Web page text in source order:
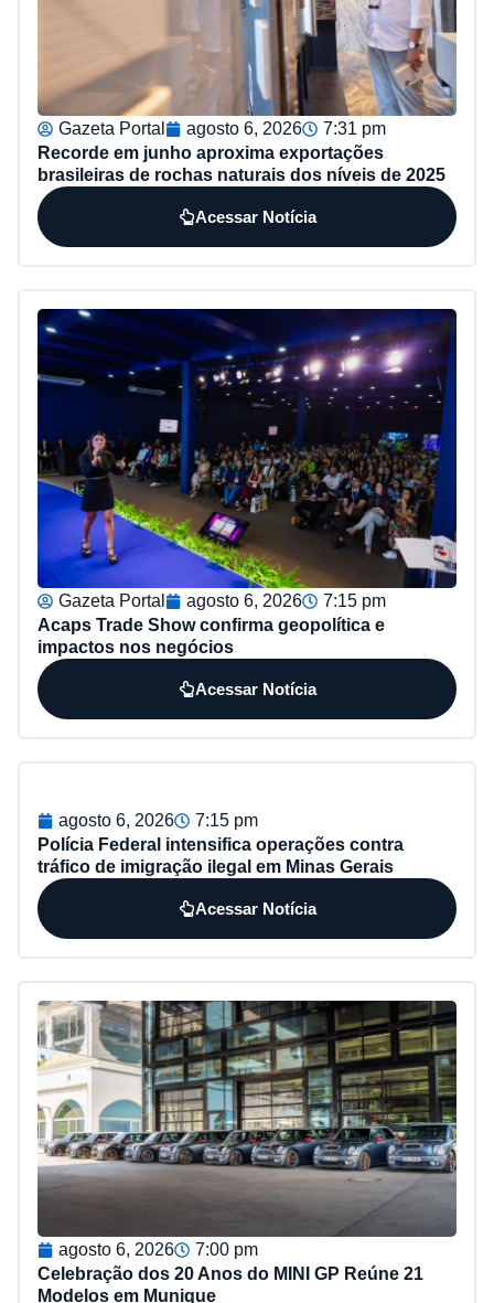
Gazeta Portal agosto 6, 2026
7:31 pm
Recorde em junho aproxima exportações
brasileiras de rochas naturais dos níveis de 2025
Acessar Notícia
Gazeta Portal agosto 6, 2026
7:15 pm
Acaps Trade Show confirma geopolítica e
impactos nos negócios
Acessar Notícia
agosto 6, 2026
7:15 pm
Polícia Federal intensifica operações contra
tráfico de imigração ilegal em Minas Gerais
Acessar Notícia
agosto 6, 2026
7:00 pm
Celebração dos 20 Anos do MINI GP Reúne 21
Modelos em Munique